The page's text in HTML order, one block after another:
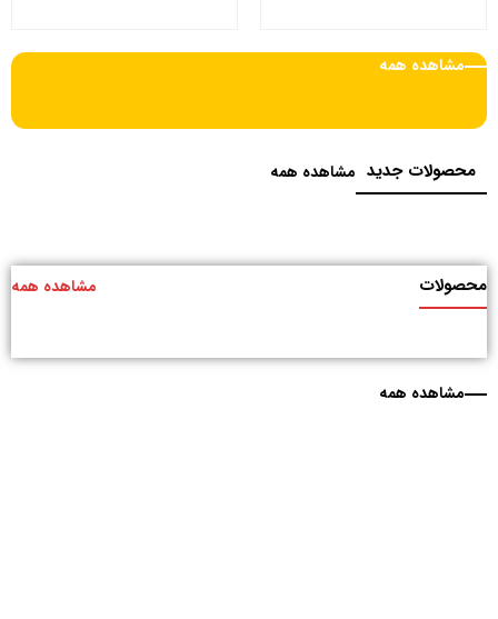
بستن بستن مشاهده همه
محصولات جدید مشاهده همه
محصولات مشاهده همه
مشاهده همه